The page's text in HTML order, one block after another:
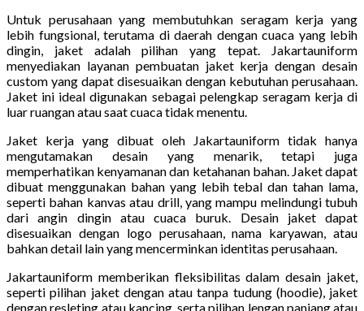
Untuk perusahaan yang membutuhkan seragam kerja yang
lebih fungsional, terutama di daerah dengan cuaca yang lebih
dingin, jaket adalah pilihan yang tepat. Jakartauniform
menyediakan layanan pembuatan jaket kerja dengan desain
custom yang dapat disesuaikan dengan kebutuhan perusahaan.
Jaket ini ideal digunakan sebagai pelengkap seragam kerja di
luar ruangan atau saat cuaca tidak menentu.
Jaket kerja yang dibuat oleh Jakartauniform tidak hanya
mengutamakan desain yang menarik, tetapi juga
memperhatikan kenyamanan dan ketahanan bahan. Jaket dapat
dibuat menggunakan bahan yang lebih tebal dan tahan lama,
seperti bahan kanvas atau drill, yang mampu melindungi tubuh
dari angin dingin atau cuaca buruk. Desain jaket dapat
disesuaikan dengan logo perusahaan, nama karyawan, atau
bahkan detail lain yang mencerminkan identitas perusahaan.
Jakartauniform memberikan fleksibilitas dalam desain jaket,
seperti pilihan jaket dengan atau tanpa tudung (hoodie), jaket
dengan resleting atau kancing, serta pilihan lengan panjang atau